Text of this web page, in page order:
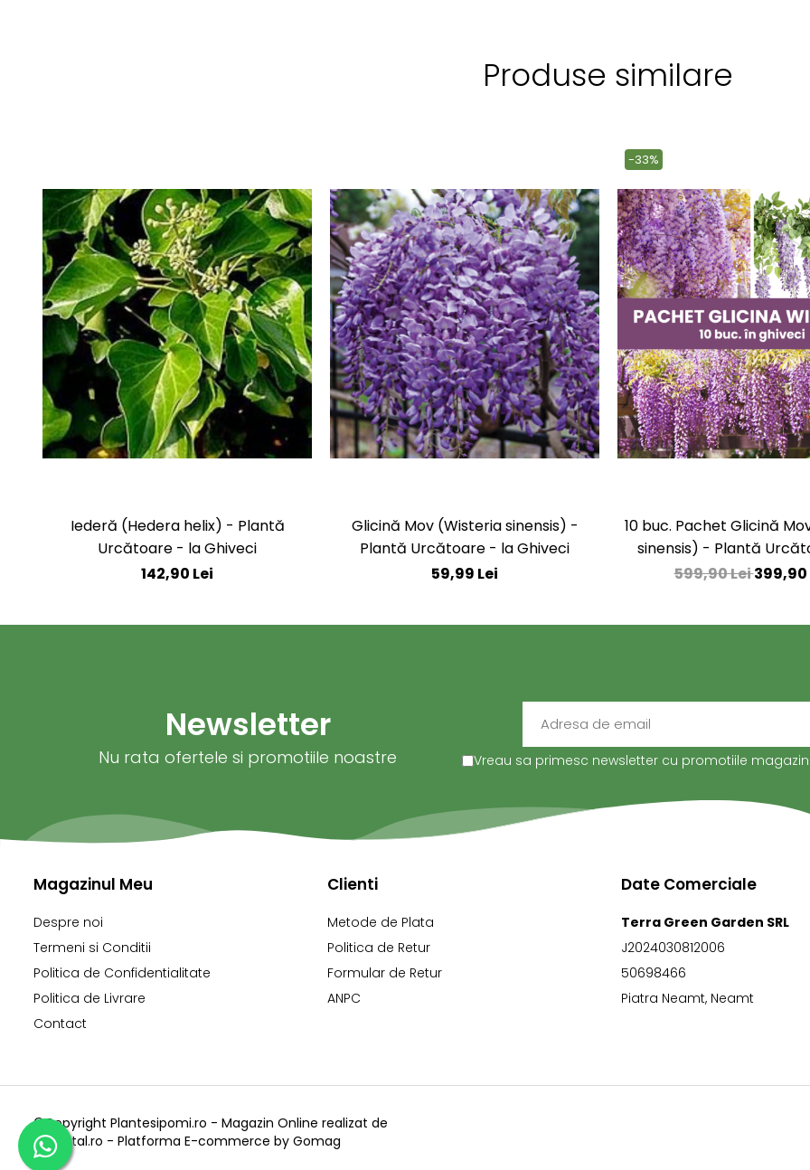
Produse similare
Iederă (Hedera helix) - Plantă
Urcătoare - la Ghiveci
142,90 Lei
Glicină Mov (Wisteria sinensis) -
Plantă Urcătoare - la Ghiveci
59,99 Lei
-33%
10 buc. Pachet Glicină
sinensis) - Plantă
Ghiveci
599,90 Lei399,90
Newsletter
Nu rata ofertele si promotiile noastre Vreau sa primesc newsletter cu promotiile
Magazinul Meu
Despre noi
Termeni si Conditii
Politica de Confidentialitate
Politica de Livrare
Contact
Clienti
Metode de Plata
Politica de Retur
Formular de Retur
ANPC
Date Comerciale
Terra Green Garden SRL
J2024030812006
50698466
Piatra Neamt, Neamt
©Copyright Plantesipomi.ro - Magazin Online realizat de
X-Digital.ro - Platforma E-commerce by Gomag